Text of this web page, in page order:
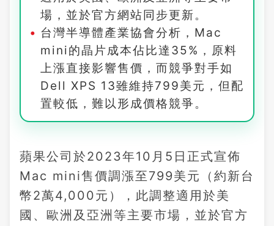
場，並於官方網站同步更新。
台灣半導體產業協會分析，Mac
mini的晶片成本佔比達35%，原料
上漲直接影響售價，而競爭對手如
Dell XPS 13雖維持799美元，但配
置較低，難以形成價格競爭。
蘋果公司於2023年10月5日正式宣佈
Mac mini售價調漲至799美元（約新台
幣2萬4,000元），此調整適用於美
國、歐洲及亞洲等主要市場，並於官方